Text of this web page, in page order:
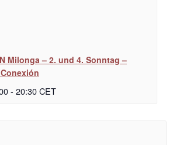
Milonga – 2. und 4. Sonntag –
- 20:30CET